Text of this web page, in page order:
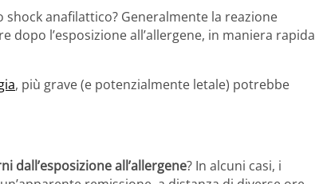
anafilattico? Generalmente la reazione
l’esposizione all’allergene, in maniera rapida
, più grave (e potenzialmente letale) potrebbe
dall’esposizione all’allergene? In alcuni casi, i